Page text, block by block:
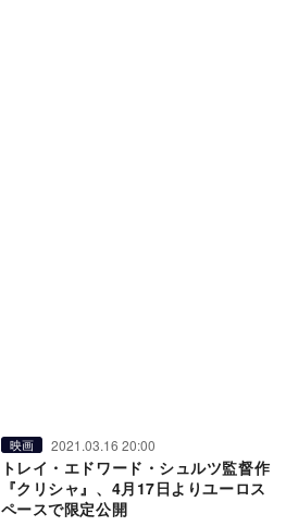
映画 2021.03.16 20:00
トレイ・エドワード・シュルツ監督作
『クリシャ』、4月17日よりユーロス
ペースで限定公開